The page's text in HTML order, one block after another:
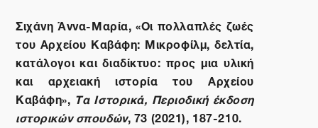
Σιχάνη Άννα-Μαρία, «Οι πολλαπλές ζωές
του Αρχείου Καβάφη: Μικροφίλμ, δελτία,
κατάλογοι και διαδίκτυο: προς μια υλική
και αρχειακή ιστορία του Αρχείου
Καβάφη», Τα Ιστορικά, Περιοδική έκδοση
ιστορικών σπουδών, 73 (2021), 187-210.